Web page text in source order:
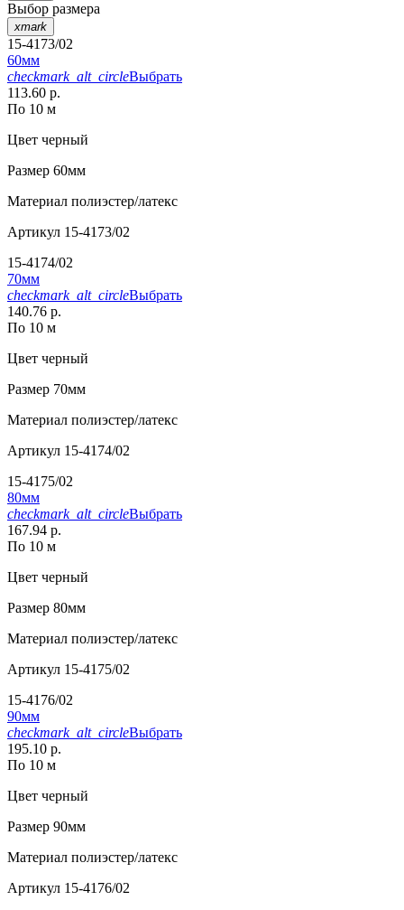
Выбор размера
xmark
15-4173/02
60мм
checkmark_alt_circleВыбрать
113.60 р.
По 10 м
Цвет черный
Размер 60мм
Материал полиэстер/латекс
Артикул 15-4173/02
15-4174/02
70мм
checkmark_alt_circleВыбрать
140.76 р.
По 10 м
Цвет черный
Размер 70мм
Материал полиэстер/латекс
Артикул 15-4174/02
15-4175/02
80мм
checkmark_alt_circleВыбрать
167.94 р.
По 10 м
Цвет черный
Размер 80мм
Материал полиэстер/латекс
Артикул 15-4175/02
15-4176/02
90мм
checkmark_alt_circleВыбрать
195.10 р.
По 10 м
Цвет черный
Размер 90мм
Материал полиэстер/латекс
Артикул 15-4176/02